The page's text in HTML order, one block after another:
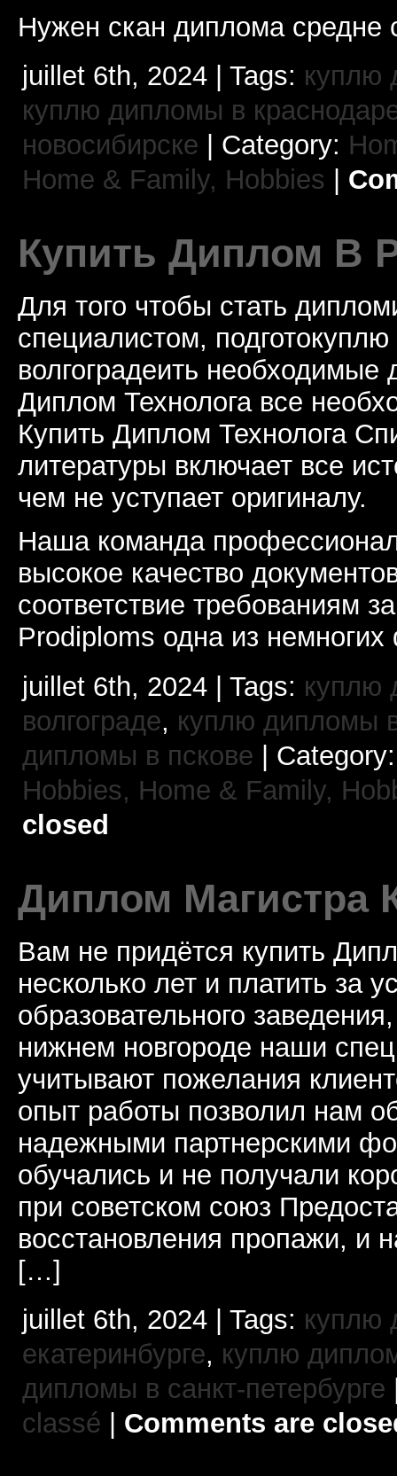
Нужен скан диплома средне
juillet 6th, 2024 | Tags: куплю
куплю дипломы в
новосибирске | Category:
Home & Family, Hobbies
Купить Диплом В
Для того чтобы стать
специалистом,
волгоградеить необходимые
Диплом Технолога все
Купить Диплом Технолога
литературы включает все
чем не уступает оригиналу.
Наша команда
высокое качество
соответствие требованиям
Prodiploms одна из
juillet 6th, 2024 | Tags: куплю
волгограде, куплю дипломы
дипломы в пскове |
Hobbies, Home & Family,
closed
Диплом Магистра
Вам не придётся купить
несколько лет и платить за
образовательного
нижнем новгороде наши
учитывают пожелания
опыт работы позволил нам
надежными партнерскими
обучались и не получали
при советском союз
восстановления пропажи, и
[…]
juillet 6th, 2024 | Tags: куплю
екатеринбурге, куплю
дипломы в санкт-петербурге
classé
Comments are